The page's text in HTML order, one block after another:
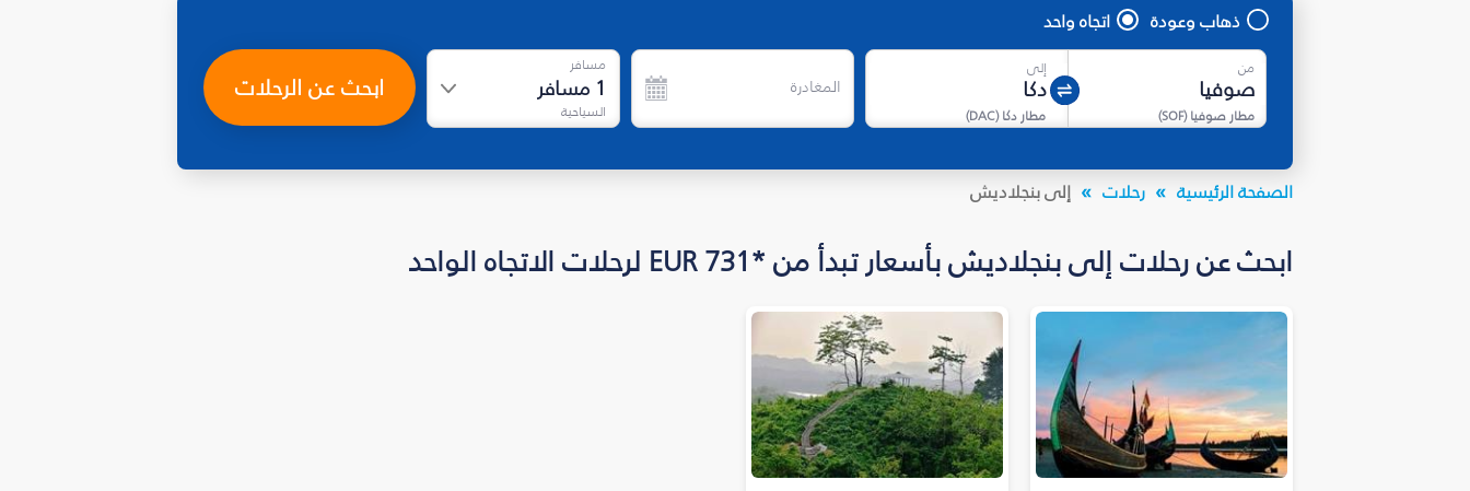
ذهاب وعودة اتجاه واحد
من
مطار صوفيا (
SOF
)
إلى
مطار دكا(
DAC
)
المغادرة
مسافر
1 مسافر
السياحية
ابحث عن الرحلات
الصفحة الرئيسية رحلات إلى بنجلاديش
ابحث عن رحلات إلى بنجلاديش بأسعار تبدأ من *EUR 731 لرحلات الاتجاه الواحد